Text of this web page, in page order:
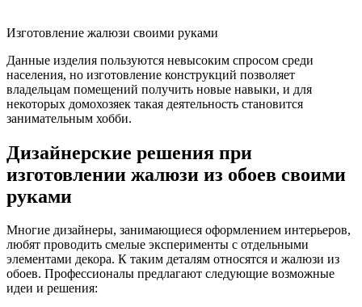
Изготовление жалюзи своими руками
Данные изделия пользуются невысоким спросом среди
населения, но изготовление конструкций позволяет
владельцам помещений получить новые навыки, и для
некоторых домохозяек такая деятельность становится
занимательным хобби.
Дизайнерские решения при
изготовлении жалюзи из обоев своими
руками
Многие дизайнеры, занимающиеся оформлением интерьеров,
любят проводить смелые эксперименты с отдельными
элементами декора. К таким деталям относятся и жалюзи из
обоев. Профессионалы предлагают следующие возможные
идеи и решения: